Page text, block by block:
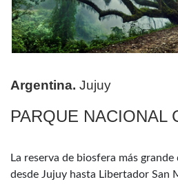
Argentina. Jujuy
PARQUE NACIONAL
La reserva de biosfera más
desde Jujuy hasta Libertador San